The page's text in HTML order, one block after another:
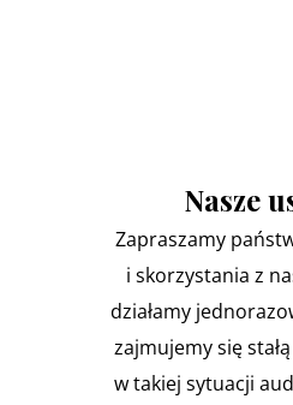
Nasze
Zapraszamy
i skorzystania z
działamy
zajmujemy się
w takiej sytuacji